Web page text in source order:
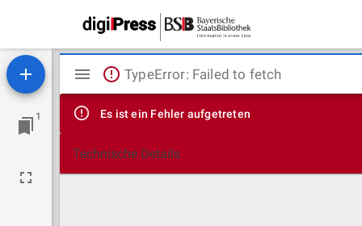
1
Mirador
Viewer
TypeError: Failed to fetch
Es ist ein Fehler aufgetreten
Technische Details